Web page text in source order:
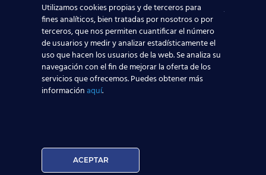
aeronáutica, tenemoscontacto directo con las
compañías aeronáuticas, lo que sin duda ayudará a
que todos los alumnos de nuestros centros
aeronáuticos destaquen y consigan mejores y
mayores posibilidades reales de trabajar en el
Utilizamos cookies propias y de terceros para
fines analíticos, bien tratadas por nosotros o por
terceros, que nos permiten cuantificar el número
de usuarios y medir y analizar estadísticamente el
uso que hacen los usuarios de la web. Se analiza su
navegación con el fin de mejorar la oferta de los
servicios que ofrecemos. Puedes obtener más
informaciónaquí.
ACEPTAR